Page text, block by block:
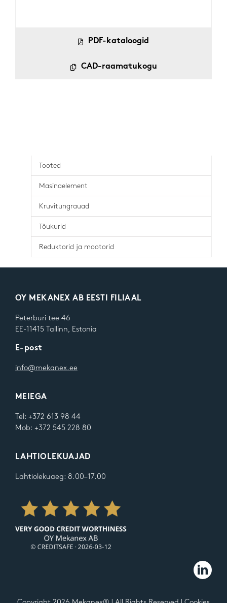
PDF-kataloogid
CAD-raamatukogu
Tooted
Masinaelement
Kruvitungrauad
Tõukurid
Reduktorid ja mootorid
OY MEKANEX AB EESTI FILIAAL
Peterburi tee 46
EE-11415 Tallinn, Estonia
E-post
info@mekanex.ee
MEIEGA
Tel: +372 613 98 44
Mob: +372 545 228 80
LAHTIOLEKUAJAD
Lahtiolekuaeg: 8.00–17.00